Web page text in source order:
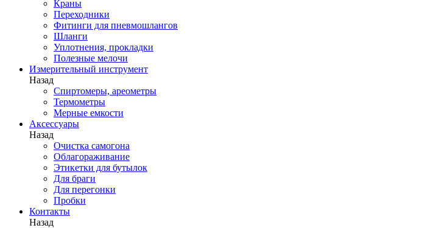
Краны
Переходники
Фитинги для пневмошлангов
Шланги
Уплотнения, прокладки
Полезные мелочи
Измерительный инструмент
Назад
Спиртомеры, ареометры
Термометры
Мерные емкости
Аксессуары
Назад
Очистка самогона
Облагораживание
Этикетки для бутылок
Для браги
Для перегонки
Пробки
Контакты
Назад